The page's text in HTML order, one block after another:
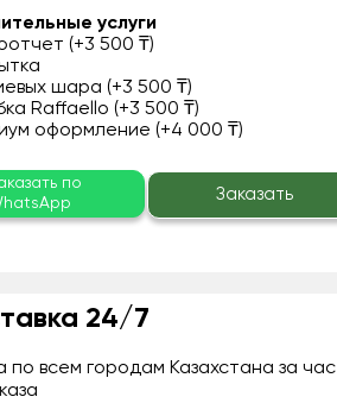
услуги
(+3 500 ₸)
шара (+3 500 ₸)
Raffaello (+3 500 ₸)
оформление (+4 000 ₸)
по
Заказать
24/7
по всем городам Казахстана за час